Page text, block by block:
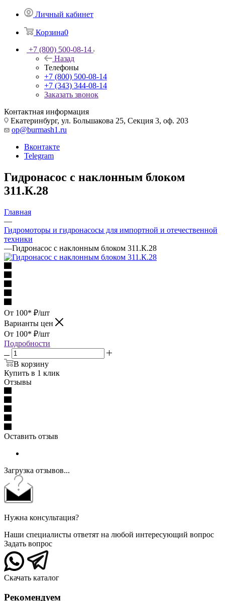
Личный кабинет
Корзина0
+7 (800) 500-08-14
Назад
Телефоны
+7 (800) 500-08-14
+7 (343) 344-08-14
Заказать звонок
Контактная информация
Екатеринбург, ул. Большакова 25, Секция 3, оф. 203
op@burmash1.ru
Вконтакте
Telegram
Гидронасос с наклонным блоком
311.К.28
Главная
—
Гидромоторы и гидронасосы для импортной и отечественной
техники
—Гидронасос с наклонным блоком 311.К.28
От 100* ₽/шт
Варианты цен
От 100* ₽/шт
Подробности
В корзину
Купить в 1 клик
Отзывы
Оставить отзыв
Загрузка отзывов...
Нужна консультация?
Наши специалисты ответят на любой интересующий вопрос
Задать вопрос
Скачать каталог
Рекомендуем